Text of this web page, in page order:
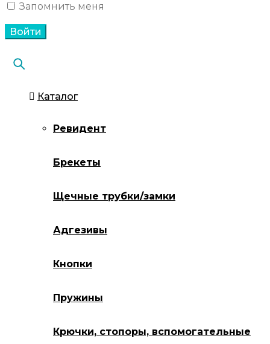
Запомнить меня
Каталог
Ревидент
Брекеты
Щечные трубки/замки
Адгезивы
Кнопки
Пружины
Крючки, стопоры, вспомогательные